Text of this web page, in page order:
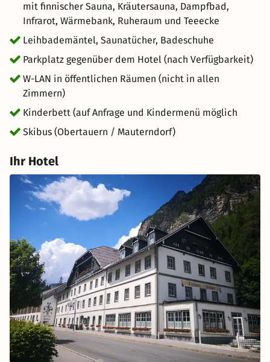
mit finnischer Sauna, Kräutersauna, Dampfbad,
Infrarot, Wärmebank, Ruheraum und Teeecke
Leihbademäntel, Saunatücher, Badeschuhe
Parkplatz gegenüber dem Hotel (nach Verfügbarkeit)
W-LAN in öffentlichen Räumen (nicht in allen
Zimmern)
Kinderbett (auf Anfrage und Kindermenü möglich
Skibus (Obertauern / Mauterndorf)
Ihr Hotel